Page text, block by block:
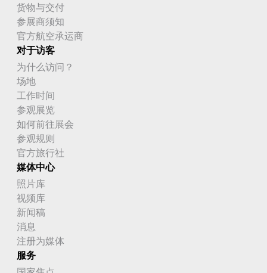
货物与交付
参展商须知
官方航空承运商
对于访客
为什么访问？
场地
工作时间
参观展览
如何前往展会
参观规则
官方旅行社
媒体中心
照片库
视频库
新闻稿
消息
注册为媒体
服务